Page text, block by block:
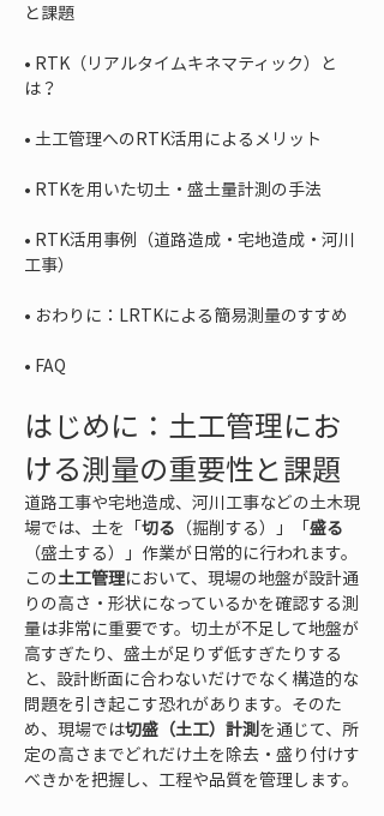
• RTK（リアルタイムキネマティック）と
•
•
• RTK活用事例（道路造成・宅地造成・河川
•
• FAQ
はじめに：土工管理にお
ける測量の重要性と課題
道路工事や宅地造成、河川工事などの土木現
場では、土を「切る （掘削する）」「盛る
（盛土する）」作業が日常的に行われます。
この土工管理において、現場の地盤が設計通
りの高さ・形状になっているかを確認する測
量は非常に重要です。切土が不足して地盤が
高すぎたり、盛土が足りず低すぎたりする
と、設計断面に合わないだけでなく構造的な
問題を引き起こす恐れがあります。そのた
め、現場では切盛（土工）計測を通じて、所
定の高さまでどれだけ土を除去・盛り付けす
べきかを把握し、工程や品質を管理します。